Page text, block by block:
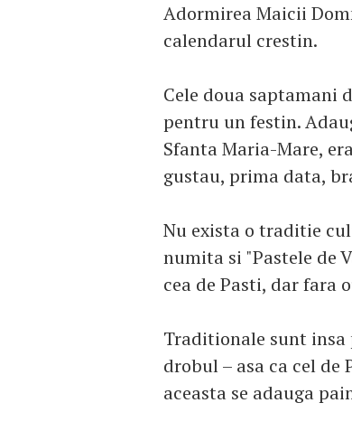
Adormirea Maicii
calendarul crestin.
Cele doua saptamani
pentru un festin.
Sfanta Maria-Mare,
gustau, prima data,
Nu exista o traditie
numita si "Pastele de
cea de Pasti, dar fara
Traditionale sunt insa
drobul – asa ca cel de
aceasta se adauga